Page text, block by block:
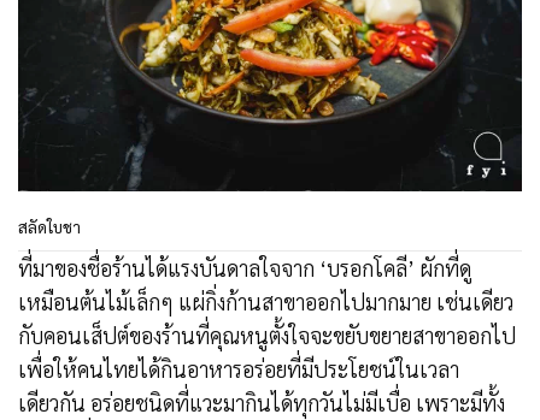
สลัดใบชา
ที่มาของชื่อร้านได้แรงบันดาลใจจาก ‘บรอกโคลี’ ผักที่ดู
เหมือนต้นไม้เล็กๆ แผ่กิ่งก้านสาขาออกไปมากมาย เช่นเดียว
กับคอนเส็ปต์ของร้านที่คุณหนูตั้งใจจะขยับขยายสาขาออกไป
เพื่อให้คนไทยได้กินอาหารอร่อยที่มีประโยชน์ในเวลา
เดียวกัน อร่อยชนิดที่แวะมากินได้ทุกวันไม่มีเบื่อ เพราะมีทั้ง